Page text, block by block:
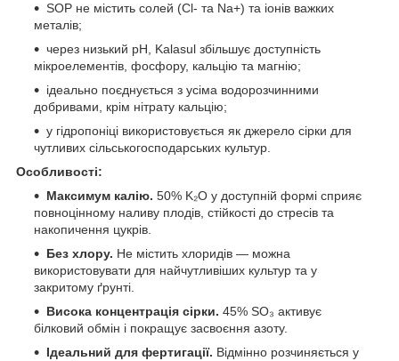
SOP не містить солей (Cl- та Na+) та іонів важких
металів;
через низький pH, Kalasul збільшує доступність
мікроелементів, фосфору, кальцію та магнію;
ідеально поєднується з усіма водорозчинними
добривами, крім нітрату кальцію;
у гідропоніці використовується як джерело сірки для
чутливих сільськогосподарських культур.
Особливості:
Максимум калію. 50% K₂O у доступній формі сприяє
повноцінному наливу плодів, стійкості до стресів та
накопичення цукрів.
Без хлору. Не містить хлоридів — можна
використовувати для найчутливіших культур та у
закритому ґрунті.
Висока концентрація сірки. 45% SO₃ активує
білковий обмін і покращує засвоєння азоту.
Ідеальний для фертигації. Відмінно розчиняється у